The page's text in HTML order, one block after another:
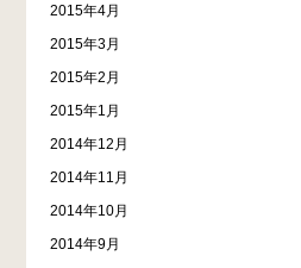
2015年4月
2015年3月
2015年2月
2015年1月
2014年12月
2014年11月
2014年10月
2014年9月